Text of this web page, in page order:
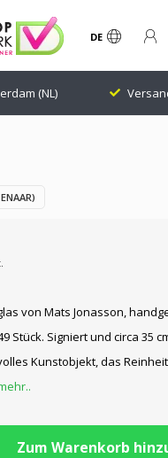
DE
(NL)
von Mats Jonasson,
Stück. Signiert und circa 35
Kunstobjekt, das
Zum Warenkorb